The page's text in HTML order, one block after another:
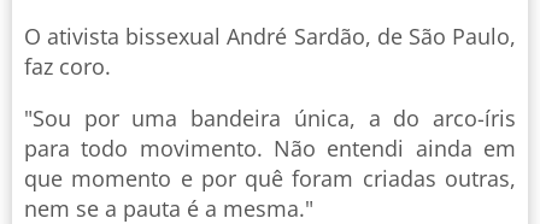
O ativista bissexual André Sardão, de São Paulo,
faz coro.
"Sou por uma bandeira única, a do arco-íris
para todo movimento. Não entendi ainda em
que momento e por quê foram criadas outras,
nem se a pauta é a mesma."